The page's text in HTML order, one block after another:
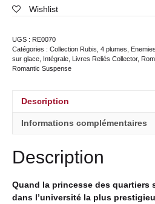
Wishlist
UGS : RE0070
Catégories : Collection Rubis 4 plumes
sur glace
Intégrale Livres Reliés Collector,
Romantic Suspense
Description
Informations complémentaires
Description
Quand la princesse des quartiers
dans l’université la plus